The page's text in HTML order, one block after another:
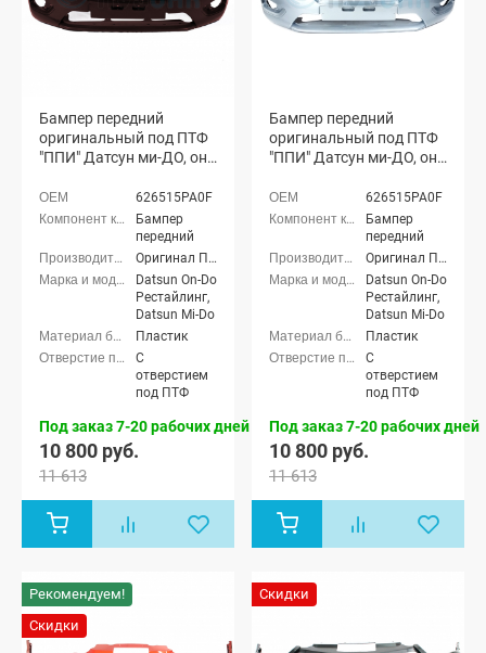
Бампер передний
оригинальный под ПТФ
"ППИ" Датсун ми-ДО, он-
137)
626515PA0F
Бампер
передний
Оригинал ППИ
Datsun On-Do
Рестайлинг,
Datsun Mi-Do
Пластик
С
отверстием
под ПТФ
Под заказ 7-20 рабочих дней
10 800 руб.
11 613
Бампер передний
оригинальный под ПТФ
"ППИ" Датсун ми-ДО, он-
(Ледяной 413)626515PA0F
Бампер
передний
Оригинал ППИ
Datsun On-Do
Рестайлинг,
Datsun Mi-Do
Пластик
С
отверстием
под ПТФ
Под заказ 7-20 рабочих дней
10 800 руб.
11 613
Рекомендуем!
Скидки
Скидки